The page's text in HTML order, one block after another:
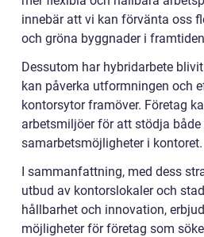
innebär att vi kan förvänta oss
och gröna byggnader i
Dessutom har hybridarbete
kan påverka utformningen och
kontorsytor framöver. Företag
arbetsmiljöer för att stödja
samarbetsmöjligheter i kontoret.
I sammanfattning, med dess
utbud av kontorslokaler och
hållbarhet och innovation,
möjligheter för företag som